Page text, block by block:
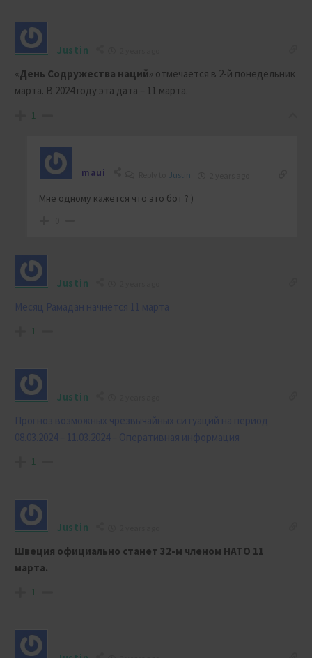
Justin
«День Содружества наций» отмечается в 2-й понедельник
марта. В 2024 году эта дата – 11 марта.
1
maui Justin
Мне одному кажется что это бот ? )
Justin
Месяц Рамадан начнётся 11 марта
1
Justin
Прогноз возможных чрезвычайных ситуаций на период
08.03.2024 – 11.03.2024 – Оперативная информация
1
Justin
Швеция официально станет 32-м членом НАТО 11
марта.
1